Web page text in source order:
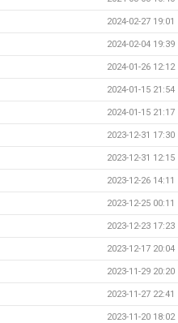
2024-02-27 19:01
2024-02-04 19:39
2024-01-26 12:12
2024-01-15 21:54
2024-01-15 21:17
2023-12-31 17:30
2023-12-31 12:15
2023-12-26 14:11
2023-12-25 00:11
2023-12-23 17:23
2023-12-17 20:04
2023-11-29 20:20
2023-11-27 22:41
2023-11-20 18:02